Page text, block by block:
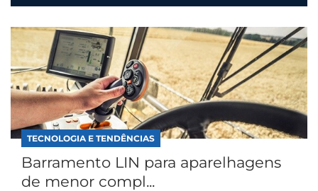
TECNOLOGIA E TENDÊNCIAS
Barramento LIN para aparelhagens
de menor compl...